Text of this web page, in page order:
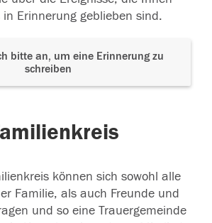
in Erinnerung geblieben sind.
bitte an, um eine Erinnerung zu
schreiben
können sich sowohl alle
Familie, als auch Freunde und
und so eine Trauergemeinde